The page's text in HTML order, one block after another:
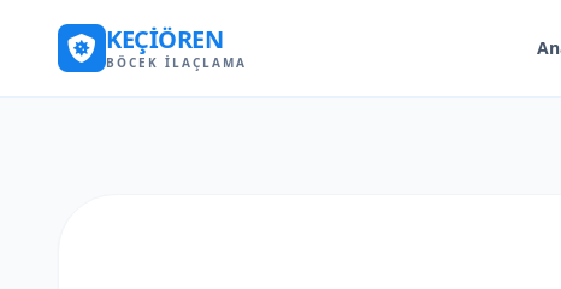
KEÇIÖREN
BÖCEK İLAÇLAMA